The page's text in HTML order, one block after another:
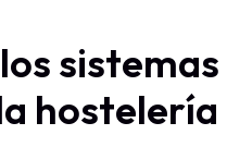
sistemas
hostelería